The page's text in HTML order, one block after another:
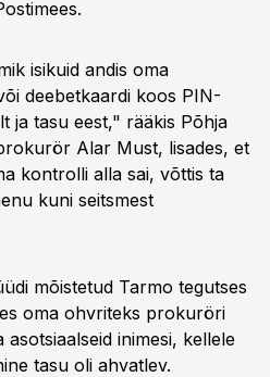
isikuid andis oma
deebetkaardi koos PIN-
ja tasu eest," rääkis Põhja
Alar Must, lisades, et
kontrolli alla sai, võttis ta
kuni seitsmest
mõistetud Tarmo tegutses
oma ohvriteks prokuröri
inimesi, kellele
tasu oli ahvatlev.